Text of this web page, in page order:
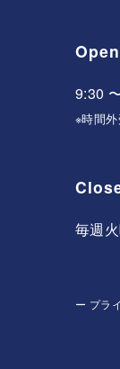
Open
9:30
※時間
毎週
ー プラ